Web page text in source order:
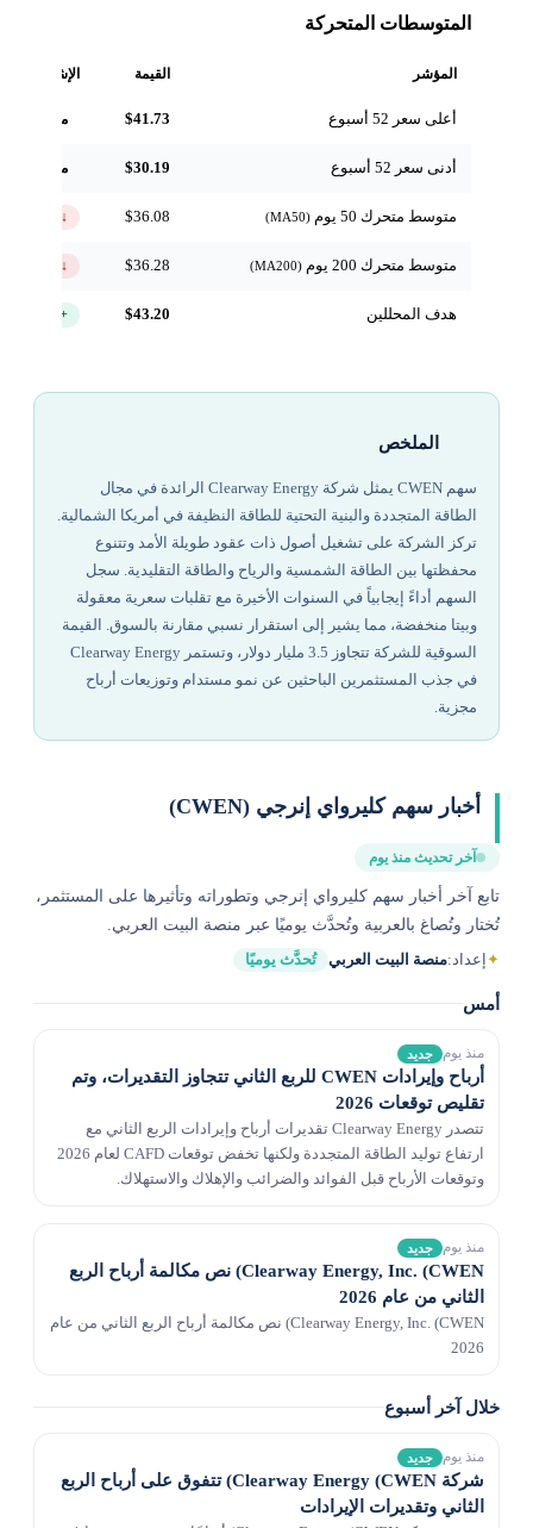
المتوسطات المتحركة
المؤشر القيمة الإشارة
أعلى سعر 52 أسبوع $41.73 مرجعي
أدنى سعر 52 أسبوع $30.19 مرجعي
متوسط متحرك 50 يوم $36.08 ↓ تحت
متوسط متحرك 200 يوم $36.28 ↓ تحت
هدف المحللين $43.20
+32.9%
الملخص
سهم CWEN يمثل شركة Clearway Energy الرائدة في مجال
الطاقة المتجددة والبنية التحتية للطاقة النظيفة في أمريكا الشمالية.
تركز الشركة على تشغيل أصول ذات عقود طويلة الأمد وتتنوع
محفظتها بين الطاقة الشمسية والرياح والطاقة التقليدية. سجل
السهم أداءً إيجابياً في السنوات الأخيرة مع تقلبات سعرية معقولة
وبيتا منخفضة، مما يشير إلى استقرار نسبي مقارنة بالسوق. القيمة
السوقية للشركة تتجاوز 3.5 مليار دولار، وتستمر Clearway Energy
في جذب المستثمرين الباحثين عن نمو مستدام وتوزيعات أرباح
مجزية.
أخبار سهم كليرواي إنرجي (CWEN)
آخر تحديث منذ يوم
تابع آخر أخبار سهم كليرواي إنرجي وتطوراته وتأثيرها على المستثمر،
تُختار وتُصاغ بالعربية وتُحدَّث يوميًا عبر منصة البيت العربي.
✦إعداد: منصة البيت العربي تُحدَّث يوميًا
أمس
منذ يوم جديد
أرباح وإيرادات CWEN للربع الثاني تتجاوز التقديرات، وتم
تقليص توقعات 2026
تتصدر Clearway Energy تقديرات أرباح وإيرادات الربع الثاني مع
ارتفاع توليد الطاقة المتجددة ولكنها تخفض توقعات CAFD لعام 2026
وتوقعات الأرباح قبل الفوائد والضرائب والإهلاك والاستهلاك.
منذ يوم جديد
Clearway Energy, Inc. (CWEN) نص مكالمة أرباح الربع
الثاني من عام 2026
Clearway Energy, Inc. (CWEN) نص مكالمة أرباح الربع الثاني من عام
2026
خلال آخر أسبوع
منذ يوم جديد
شركة Clearway Energy (CWEN) تتفوق على أرباح الربع
الثاني وتقديرات الإيرادات